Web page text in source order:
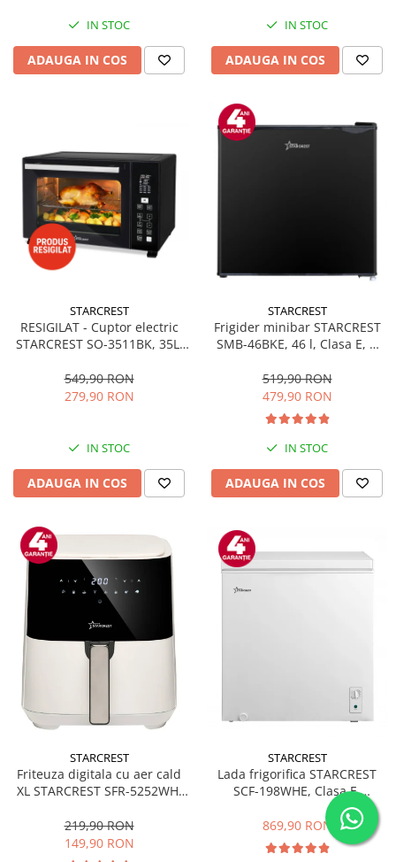
IN STOC
ADAUGA IN COS
IN STOC
ADAUGA IN COS
STARCREST
RESIGILAT - Cuptor electric
STARCREST SO-3511BK, 35L,
Programe predefinite,
Interfata digitala, Negru
549,90 RON
279,90 RON
IN STOC
ADAUGA IN COS
STARCREST
Frigider minibar STARCREST
SMB-46BKE, 46 l, Clasa E, H
519,90 RON
479,90 RON
IN STOC
ADAUGA IN COS
STARCREST
Friteuza digitala cu aer cald
XL STARCREST SFR-5252WH,
200 °C, 8 programe
predefinite, Alb
219,90 RON
149,90 RON
STARCREST
Lada frigorifica STARCREST
SCF-198WHE, Clasa E,
Capacitate 198L, Sistem
convertibil - functie frigider,
Termostat reglabil, Alb
869,90 RON